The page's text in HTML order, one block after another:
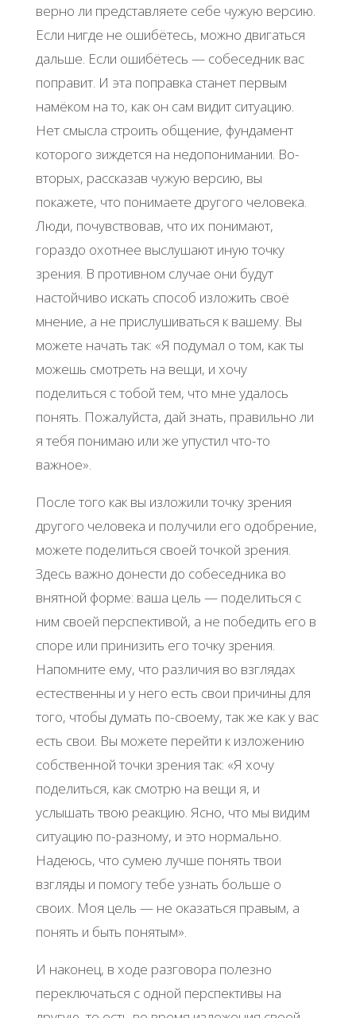
верно ли представляете себе чужую версию.
Если нигде не ошибётесь, можно двигаться
дальше. Если ошибётесь — собеседник вас
поправит. И эта поправка станет первым
намёком на то, как он сам видит ситуацию.
Нет смысла строить общение, фундамент
которого зиждется на недопонимании. Во-
вторых, рассказав чужую версию, вы
покажете, что понимаете другого человека.
Люди, почувствовав, что их понимают,
гораздо охотнее выслушают иную точку
зрения. В противном случае они будут
настойчиво искать способ изложить своё
мнение, а не прислушиваться к вашему. Вы
можете начать так: «Я подумал о том, как ты
можешь смотреть на вещи, и хочу
поделиться с тобой тем, что мне удалось
понять. Пожалуйста, дай знать, правильно ли
я тебя понимаю или же упустил что-то
важное».
После того как вы изложили точку зрения
другого человека и получили его одобрение,
можете поделиться своей точкой зрения.
Здесь важно донести до собеседника во
внятной форме: ваша цель — поделиться с
ним своей перспективой, а не победить его в
споре или принизить его точку зрения.
Напомните ему, что различия во взглядах
естественны и у него есть свои причины для
того, чтобы думать по-своему, так же как у вас
есть свои. Вы можете перейти к изложению
собственной точки зрения так: «Я хочу
поделиться, как смотрю на вещи я, и
услышать твою реакцию. Ясно, что мы видим
ситуацию по-разному, и это нормально.
Надеюсь, что сумею лучше понять твои
взгляды и помогу тебе узнать больше о
своих. Моя цель — не оказаться правым, а
понять и быть понятым».
И наконец, в ходе разговора полезно
переключаться с одной перспективы на